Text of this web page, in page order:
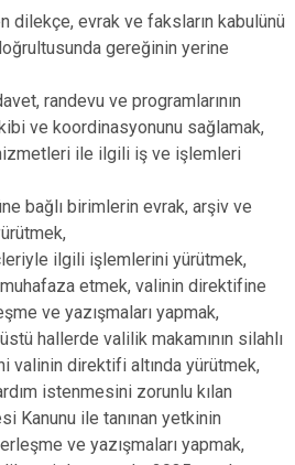
dilekçe, evrak ve faksların kabulünü
gereğinin yerine
randevu ve programlarının
ve koordinasyonunu sağlamak,
ile ilgili iş ve işlemleri
bağlı birimlerin evrak, arşiv ve
ilgili işlemlerini yürütmek,
muhafaza etmek, valinin direktifine
ve yazışmaları yapmak,
hallerde valilik makamının silahlı
valinin direktifi altında yürütmek,
istenmesini zorunlu kılan
Kanunu ile tanınan yetkinin
ve yazışmaları yapmak,